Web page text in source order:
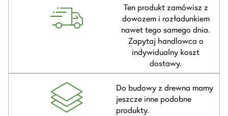
Ten produkt zamówisz z
dowozem i rozładunkiem
nawet tego samego dnia.
Zapytaj handlowca o
indywidualny koszt
dostawy.
Do budowy z drewna mamy
jeszcze inne podobne
produkty.